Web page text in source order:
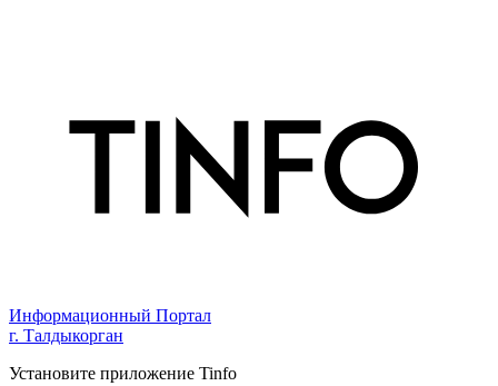
Информационный Портал
г. Талдыкорган
Установите приложение Tinfo